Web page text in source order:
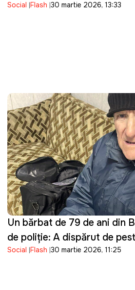
Social Flash 30 martie 2026, 13:33
Un bărbat de 79 de ani din
de poliție: A dispărut de
Social Flash 30 martie 2026, 11:25